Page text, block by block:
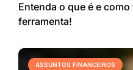
Entenda o que é e
ferramenta!
ASSUNTOS FINANCEIROS